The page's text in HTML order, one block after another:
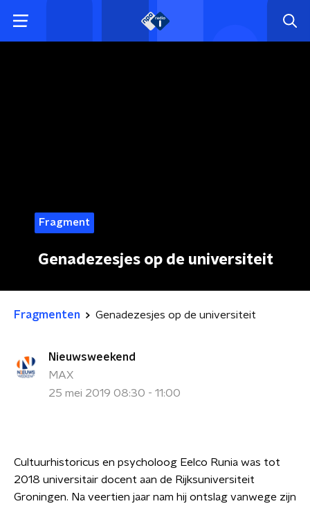
Fragment
Genadezesjes op de universiteit
Fragmenten Genadezesjes op de universiteit
Nieuwsweekend
MAX
25 mei 2019 08:30 - 11:00
Cultuurhistoricus en psycholoog Eelco Runia was tot
2018 universitair docent aan de Rijksuniversiteit
Groningen. Na veertien jaar nam hij ontslag vanwege zijn